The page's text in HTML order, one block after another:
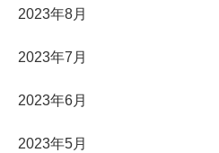
2023年8月
2023年7月
2023年6月
2023年5月